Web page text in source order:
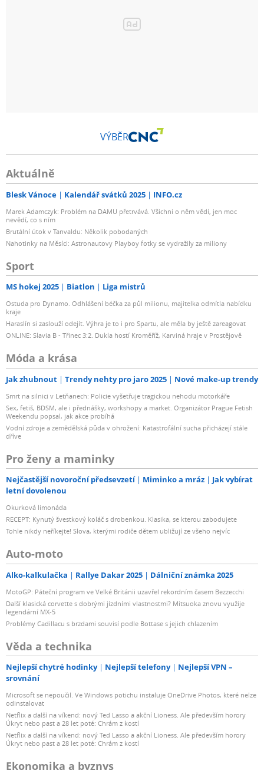
VÝBĚR
Aktuálně
Blesk Vánoce Kalendář svátků 2025 INFO.cz
Marek Adamczyk: Problém na DAMU přetrvává. Všichni o něm vědí, jen moc
nevědí, co s ním
Brutální útok v Tanvaldu: Několik pobodaných
Nahotinky na Měsíci: Astronautovy Playboy fotky se vydražily za miliony
Sport
MS hokej 2025 Biatlon Liga mistrů
Ostuda pro Dynamo. Odhlášení béčka za půl milionu, majitelka odmítla nabídku
kraje
Haraslín si zaslouží odejít. Výhra je to i pro Spartu, ale měla by ještě zareagovat
ONLINE: Slavia B - Třinec 3:2. Dukla hostí Kroměříž, Karviná hraje v Prostějově
Móda a krása
Jak zhubnout Trendy nehty pro jaro 2025 Nové make-up trendy
Smrt na silnici v Letňanech: Policie vyšetřuje tragickou nehodu motorkáře
Sex, fetiš, BDSM, ale i přednášky, workshopy a market. Organizátor Prague Fetish
Weekendu popsal, jak akce probíhá
Vodní zdroje a zemědělská půda v ohrožení: Katastrofální sucha přicházejí stále
dříve
Pro ženy a maminky
Nejčastější novoroční předsevzetí Miminko a mráz
Jak vybírat
letní dovolenou
Okurková limonáda
RECEPT: Kynutý švestkový koláč s drobenkou. Klasika, se kterou zabodujete
Tohle nikdy neříkejte! Slova, kterými rodiče dětem ubližují ze všeho nejvíc
Auto-moto
Alko-kalkulačka Rallye Dakar 2025 Dálniční známka 2025
MotoGP: Páteční program ve Velké Británii uzavřel rekordním časem Bezzecchi
Další klasická corvette s dobrými jízdními vlastnostmi? Mitsuoka znovu využije
legendární MX-5
Problémy Cadillacu s brzdami souvisí podle Bottase s jejich chlazením
Věda a technika
Nejlepší chytré hodinky Nejlepší telefony
Nejlepší VPN –
srovnání
Microsoft se nepoučil. Ve Windows potichu instaluje OneDrive Photos, které nelze
odinstalovat
Netflix a další na víkend: nový Ted Lasso a akční Lioness. Ale především horory
Úkryt nebo past a 28 let poté: Chrám z kostí
Netflix a další na víkend: nový Ted Lasso a akční Lioness. Ale především horory
Úkryt nebo past a 28 let poté: Chrám z kostí
Ekonomika a byznys